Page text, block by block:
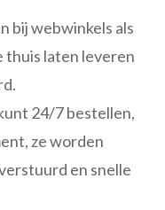
bij webwinkels als
thuis laten leveren
24/7 bestellen,
ze worden
en snelle